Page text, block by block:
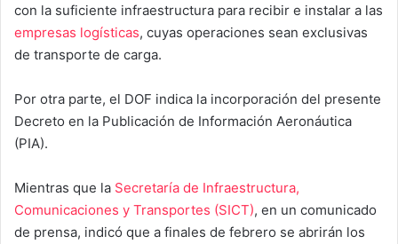
con la suficiente infraestructura para recibir e instalar a las
empresas logísticas, cuyas operaciones sean exclusivas
de transporte de carga.
Por otra parte, el DOF indica la incorporación del presente
Decreto en la Publicación de Información Aeronáutica
(PIA).
Mientras que la Secretaría de Infraestructura,
Comunicaciones y Transportes (SICT), en un comunicado
de prensa, indicó que a finales de febrero se abrirán los